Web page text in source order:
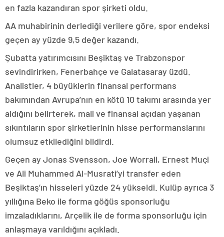
en fazla kazandıran spor şirketi oldu.
AA muhabirinin derlediği verilere göre, spor endeksi
geçen ay yüzde 9,5 değer kazandı.
Şubatta yatırımcısını Beşiktaş ve Trabzonspor
sevindirirken, Fenerbahçe ve Galatasaray üzdü.
Analistler, 4 büyüklerin finansal performans
bakımından Avrupa’nın en kötü 10 takımı arasında yer
aldığını belirterek, mali ve finansal açıdan yaşanan
sıkıntıların spor şirketlerinin hisse performanslarını
olumsuz etkilediğini bildirdi.
Geçen ay Jonas Svensson, Joe Worrall, Ernest Muçi
ve Ali Muhammed Al-Musrati’yi transfer eden
Beşiktaş’ın hisseleri yüzde 24 yükseldi. Kulüp ayrıca 3
yıllığına Beko ile forma göğüs sponsorluğu
imzaladıklarını, Arçelik ile de forma sponsorluğu için
anlaşmaya varıldığını açıkladı.